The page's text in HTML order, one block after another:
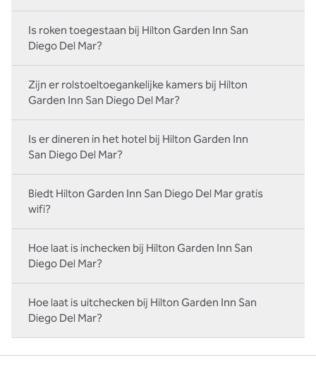
Is roken toegestaan bij Hilton Garden Inn San
Diego Del Mar?
Zijn er rolstoeltoegankelijke kamers bij Hilton
Garden Inn San Diego Del Mar?
Is er dineren in het hotel bij Hilton Garden Inn
San Diego Del Mar?
Biedt Hilton Garden Inn San Diego Del Mar gratis
wifi?
Hoe laat is inchecken bij Hilton Garden Inn San
Diego Del Mar?
Hoe laat is uitchecken bij Hilton Garden Inn San
Diego Del Mar?